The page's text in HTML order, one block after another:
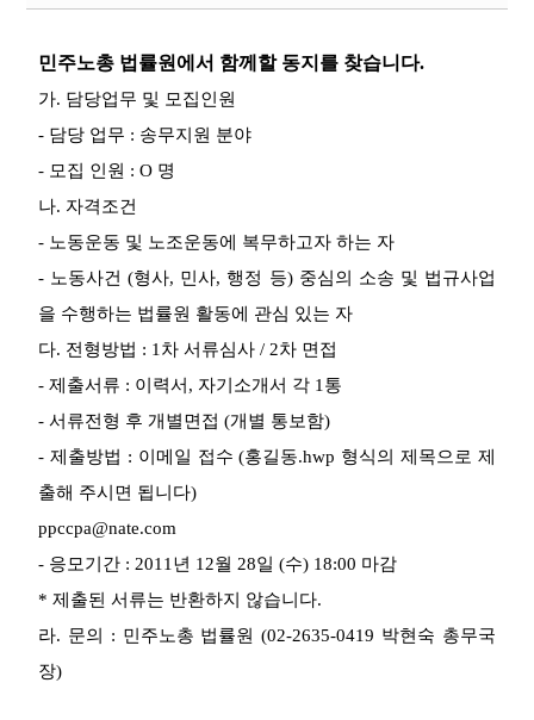
민주노총 법률원에서 함께할 동지를 찾습니다.
가. 담당업무 및 모집인원
- 담당 업무 : 송무지원 분야
- 모집 인원 : O 명
나. 자격조건
- 노동운동 및 노조운동에 복무하고자 하는 자
- 노동사건 (형사, 민사, 행정 등) 중심의 소송 및 법규사업
을 수행하는 법률원 활동에 관심 있는 자
다. 전형방법 : 1차 서류심사 / 2차 면접
- 제출서류 : 이력서, 자기소개서 각 1통
- 서류전형 후 개별면접 (개별 통보함)
- 제출방법 : 이메일 접수 (홍길동.hwp 형식의 제목으로 제
출해 주시면 됩니다)
ppccpa@nate.com
- 응모기간 : 2011년 12월 28일 (수) 18:00 마감
* 제출된 서류는 반환하지 않습니다.
라. 문의 : 민주노총 법률원 (02-2635-0419 박현숙 총무국
장)
자료
부설기관
업무